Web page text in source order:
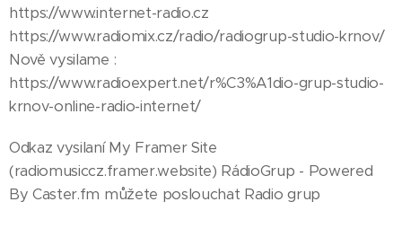
https://www.internet-radio.cz
https://www.radiomix.cz/radio/radiogrup-studio-krnov/
Nově vysilame :
https://www.radioexpert.net/r%C3%A1dio-grup-studio-
krnov-online-radio-internet/
Odkaz vysilaní My Framer Site
(radiomusiccz.framer.website) RádioGrup - Powered
By Caster.fm můžete poslouchat Radio grup